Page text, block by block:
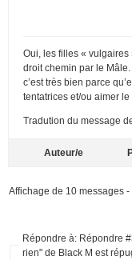
Oui, les filles «
droit chemin par le
c’est très bien parce
tentatrices et/ou aimer le
Tradution du message
Auteur/e
Affichage de 10 messages
Répondre à: Répondre
rien" de Black M est